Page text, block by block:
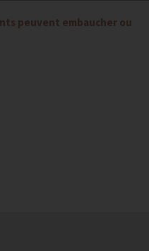
peuvent embaucher ou